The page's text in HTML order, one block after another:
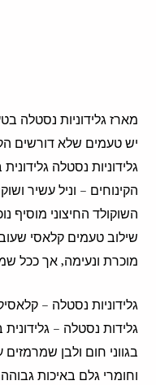
מארז גלידוניות נסטלה
יש טעמים שלא דורשים
גלידוניות נסטלה
הקינוחים – וניל עשיר
השוקולד החיצוני מוסיף
שילוב טעמים קלאסי
מוכרת ונעימה, אך ככל
גלידוניות נסטלה –
גלידות נסטלה –
בגווני חום ולבן
וחומרי גלם באיכות